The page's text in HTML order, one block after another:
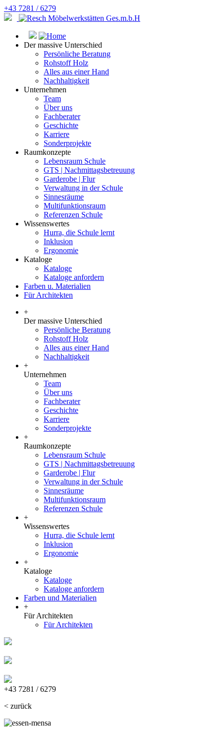
+43 7281 / 6279
Der massive Unterschied
Persönliche Beratung
Rohstoff Holz
Alles aus einer Hand
Nachhaltigkeit
Unternehmen
Team
Über uns
Fachberater
Geschichte
Karriere
Sonderprojekte
Raumkonzepte
Lebensraum Schule
GTS | Nachmittagsbetreuung
Garderobe | Flur
Verwaltung in der Schule
Sinnesräume
Multifunktionsraum
Referenzen Schule
Wissenswertes
Hurra, die Schule lernt
Inklusion
Ergonomie
Kataloge
Kataloge
Kataloge anfordern
Farben u. Materialien
Für Architekten
+
Der massive Unterschied
Persönliche Beratung
Rohstoff Holz
Alles aus einer Hand
Nachhaltigkeit
+
Unternehmen
Team
Über uns
Fachberater
Geschichte
Karriere
Sonderprojekte
+
Raumkonzepte
Lebensraum Schule
GTS | Nachmittagsbetreuung
Garderobe | Flur
Verwaltung in der Schule
Sinnesräume
Multifunktionsraum
Referenzen Schule
+
Wissenswertes
Hurra, die Schule lernt
Inklusion
Ergonomie
+
Kataloge
Kataloge
Kataloge anfordern
Farben und Materialien
+
Für Architekten
Für Architekten
+43 7281 / 6279
< zurück